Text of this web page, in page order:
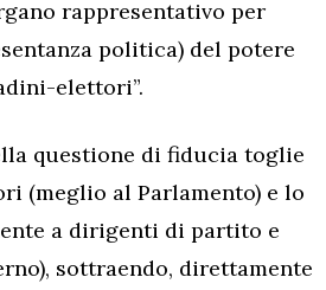
rappresentativo per
politica) del potere
elettori”.
questione di fiducia toglie
(meglio al Parlamento) e lo
a dirigenti di partito e
sottraendo, direttamente